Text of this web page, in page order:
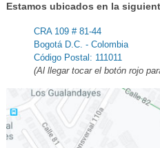
Estamos ubicados en la
CRA 109 # 81-44
Bogotá D.C. - Colombia
Código Postal: 111011
(Al llegar tocar el botón rojo